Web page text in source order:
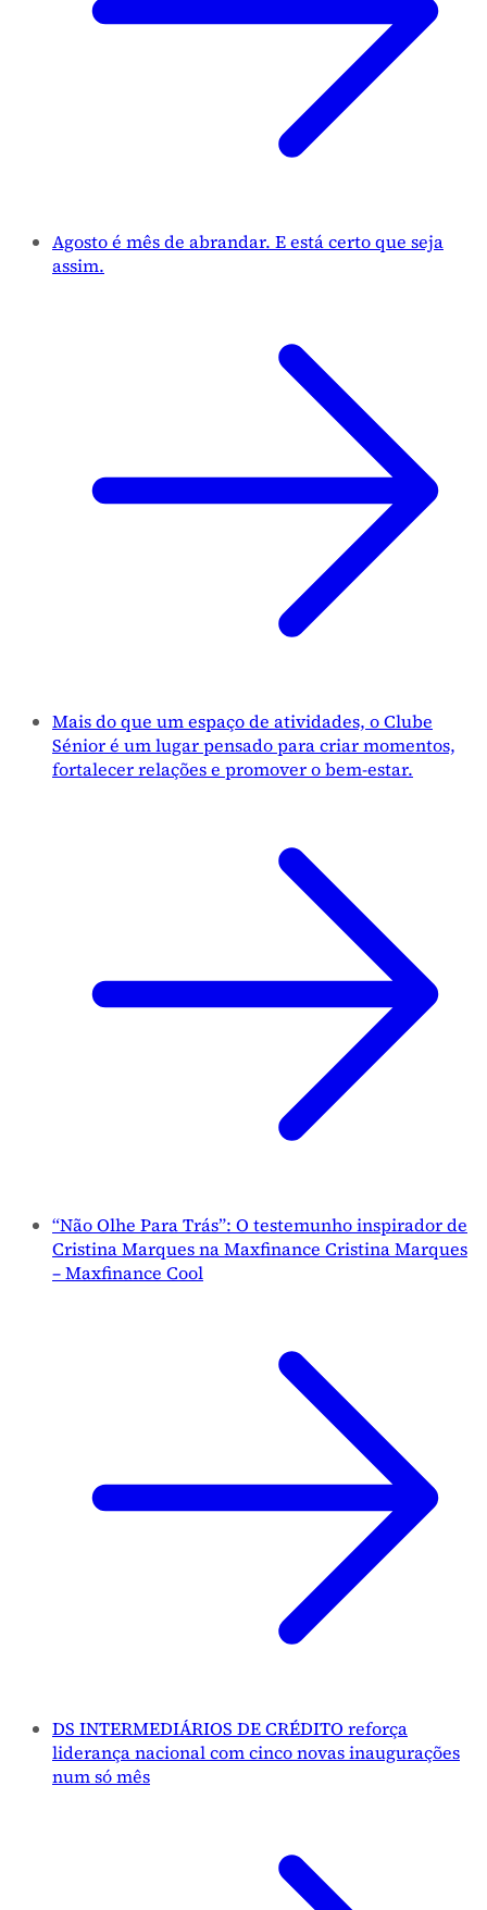
Agosto é mês de abrandar. E está certo que seja
assim.
Mais do que um espaço de atividades, o Clube
Sénior é um lugar pensado para criar momentos,
fortalecer relações e promover o bem-estar.
“Não Olhe Para Trás”: O testemunho inspirador de
Cristina Marques na Maxfinance Cristina Marques
– Maxfinance Cool
DS INTERMEDIÁRIOS DE CRÉDITO reforça
liderança nacional com cinco novas inaugurações
num só mês